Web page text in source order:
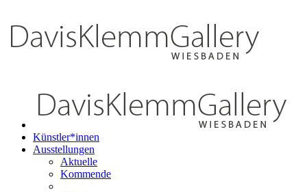
Künstler*innen
Ausstellungen
Aktuelle
Kommende